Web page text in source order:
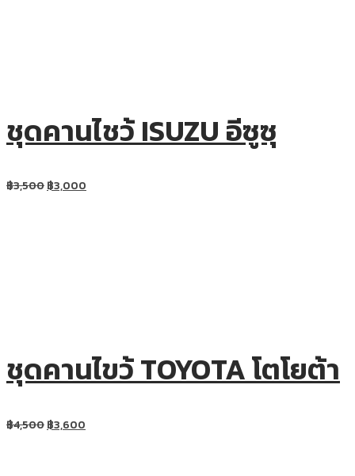
ชุดคานไชว้ ISUZU อีซูซุ
฿3,500฿3,000
ชุดคานไขว้ TOYOTA โตโยต้า
฿4,500฿3,600